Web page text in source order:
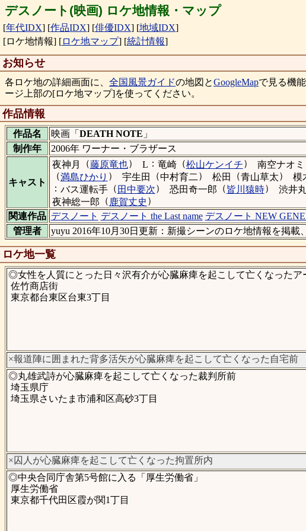
デスノート(映画) ロケ地情報・マップ
[年代IDX] [作品IDX] [俳優IDX] [地域IDX]
[ロケ地情報] [ロケ地マップ] [統計情報]
お知らせ
各ロケ地の詳細画面に、 全国風景ガイドの地図とGoogleMapで見る機
ージ上部の[ロケ地マップ]を使ってください。
作品情報
作品名 映画「 DEATH NOTE 」
制作年
2006年 ワーナー・ブラザース
キャスト
夜神月 （藤原竜也） L ： 竜崎（松山ケンイチ） 南空ナオミ
（満島ひかり ） 宇生田 （中村育二 ） 松田 （青山草太） 模
： バス運転手（ 田中要次） 恐田奇一郎 （皆川猿時） 渋井
夜神総一郎 （ 鹿賀丈史 ）
関連作品 デスノート デスノート the Last name デスノート NEW
管理者
yuyu 2016年10月30日更新：新撮シーンのロケ地情報を掲
ロケ地一覧
◎女性を人質にとった日々沢有介が心臓麻痺を起こして亡くなったア
佐竹商店街
東京都台東区台東3丁目
×報道陣に囲まれた背多活矢が心臓麻痺を起こして亡くなった自宅前
◎丸雄武詩が心臓麻痺を起こして亡くなった裁判所前
埼玉県庁
埼玉県さいたま市浦和区高砂3丁目
×囚人が心臓麻痺を起こして亡くなった拘置所内
◎中央合同庁舎第5号館に入る「厚生労働省」
厚生労働省
東京都千代田区霞が関1丁目